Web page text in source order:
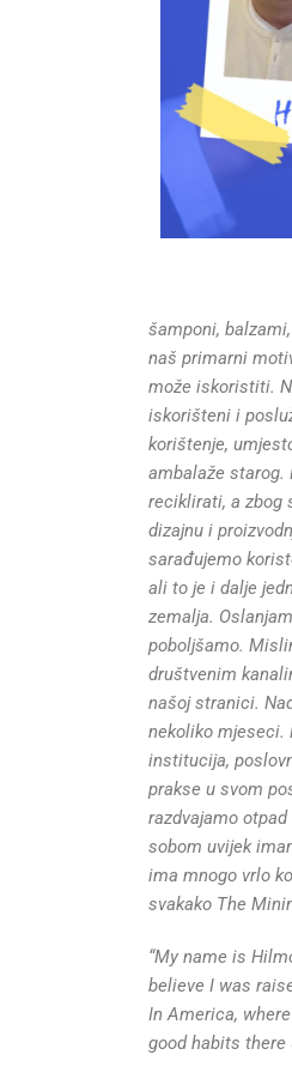
šamponi,
naš primarni
može iskoristiti.
iskorišteni i
korištenje,
ambalaže starog.
reciklirati, a zbog
dizajnu i
sarađujemo
ali to je i dalje
zemalja.
poboljšamo.
društvenim
našoj stranici.
nekoliko mjeseci.
institucija,
prakse u svom
razdvajamo
sobom uvijek
ima mnogo vrlo
svakako The
“My name is
believe I was
In America,
good habits